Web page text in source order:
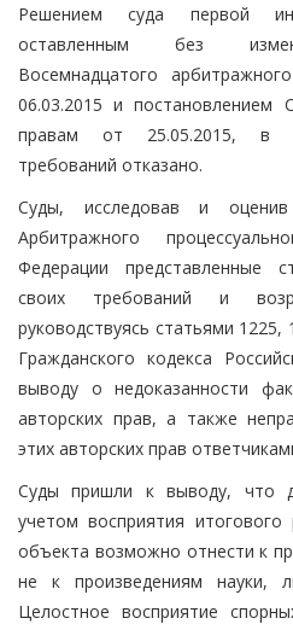
Решением суда первой
оставленным без
Восемнадцатого
06.03.2015 и постановлением
правам от 25.05.2015, в
требований отказано.
Суды, исследовав и
Арбитражного
Федерации представленные
своих требований и
руководствуясь статьями
Гражданского кодекса
выводу о недоказанности
авторских прав, а также
этих авторских прав
Суды пришли к выводу, что
учетом восприятия итогового
объекта возможно отнести к
не к произведениям науки,
Целостное восприятие